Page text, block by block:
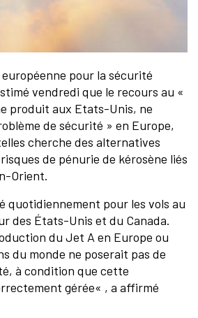
européenne pour la sécurité
vendredi que le recours au «
produit aux Etats-Unis, ne
de sécurité » en Europe,
cherche des alternatives
de pénurie de kérosène liés
Orient.
quotidiennement pour les vols au
des États-Unis et du Canada.
du Jet A en Europe ou
du monde ne poserait pas de
à condition que cette
gérée« , a affirmé